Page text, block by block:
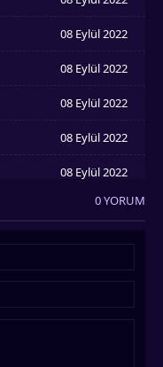
08 Eylül 2022
08 Eylül 2022
08 Eylül 2022
08 Eylül 2022
08 Eylül 2022
08 Eylül 2022
0 YORUM